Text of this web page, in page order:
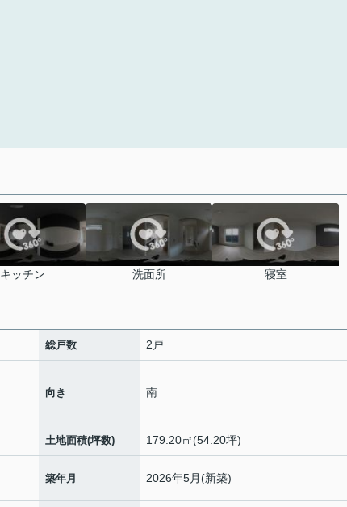
キッチン 洗面所 寝室
総戸数 2戸
向き 南
土地面積(坪数) 179.20㎡(54.20坪)
築年月 2026年5月(新築)